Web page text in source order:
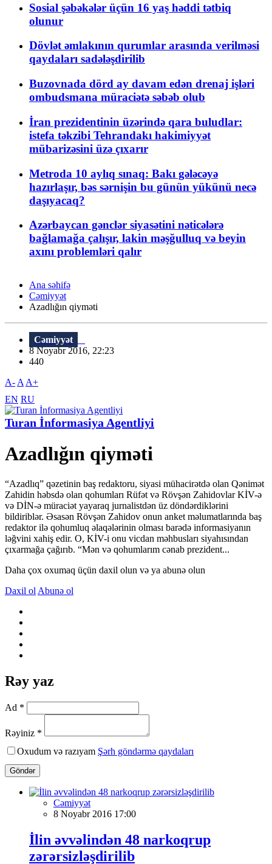
Sosial şəbəkələr üçün 16 yaş həddi tətbiq
olunur
Dövlət əmlakının qurumlar arasında verilməsi
qaydaları sadələşdirilib
Buzovnada dörd ay davam edən drenaj işləri
ombudsmana müraciətə səbəb olub
İran prezidentinin üzərində qara buludlar:
istefa təkzibi Tehrandakı hakimiyyət
mübarizəsini üzə çıxarır
Metroda 10 aylıq sınaq: Bakı gələcəyə
hazırlaşır, bəs sərnişin bu günün yükünü necə
daşıyacaq?
Azərbaycan gənclər siyasətini nəticələrə
bağlamağa çalışır, lakin məşğulluq və beyin
axını problemləri qalır
Ana səhifə
Cəmiyyət
Azadlığın qiyməti
Cəmiyyət
8 Noyabr 2016, 22:23
440
A- A A+
EN RU
Turan İnformasiya Agentliyi
Azadlığın qiyməti
“Azadlıq” qəzetinin baş redaktoru, siyasi mühacirətdə olan Qənimət
Zahidin həbsdə olan qohumları Rüfət və Rövşən Zahidovlar KİV-ə
və DİN-ə müraciət yayaraq jurnalistdən üz döndərdiklərini
bildiriblər. Əsasən Rövşən Zahidov onun anket məlumatlarında baş
redaktor ilə qohumluq əlaqələrinin olması barədə informasiyanın
ləğvini xahiş edir. O, KİV-i onu vicdan məhbusları siyahısından
çıxarmağa çağırıb. “Mən və qohumlarım cənab prezident...
Daha çox oxumaq üçün daxil olun və ya abunə olun
Daxil ol Abunə ol
Rəy yaz
Ad *
Rəyiniz *
Oxudum və razıyam Şərh göndərmə qaydaları
Göndər
Cəmiyyət
8 Noyabr 2016 17:00
İlin əvvəlindən 48 narkoqrup
zərərsizləşdirilib